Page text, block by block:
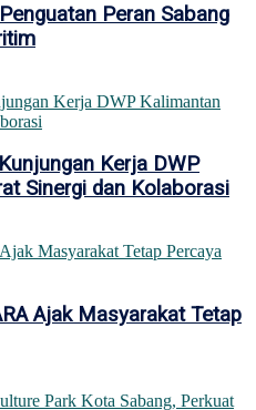
Peran Sabang
Kerja DWP
Sinergi dan Kolaborasi
Ajak Masyarakat Tetap